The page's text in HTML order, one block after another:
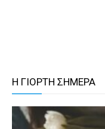
Η ΓΙΟΡΤΗ ΣΗΜΕΡΑ